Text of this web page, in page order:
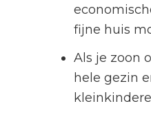
fijne huis
Als je zoon
hele gezin